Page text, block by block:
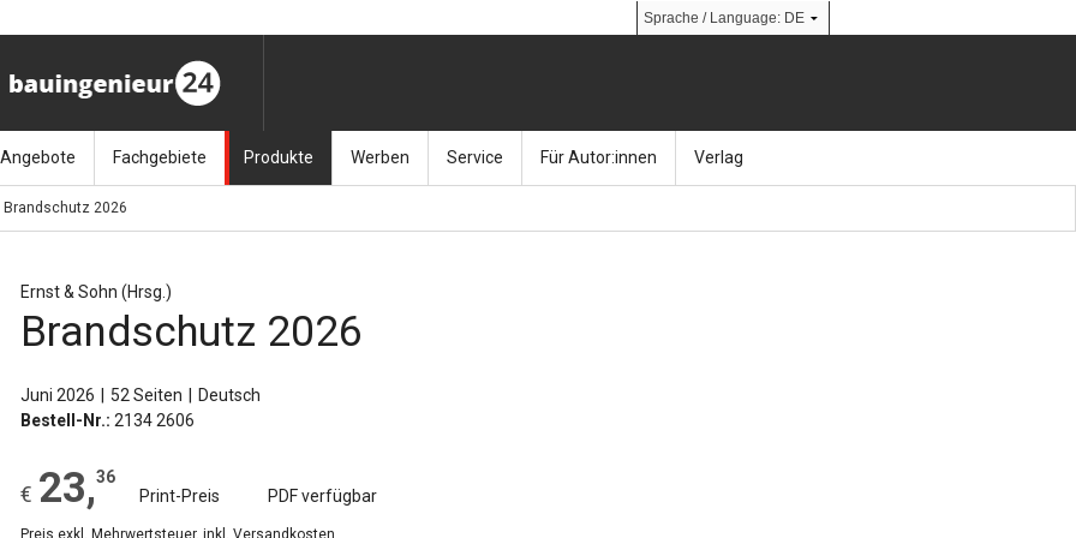
(11.9.26)
(26.11.26)
(3.12.26)
Angebote
Stellenmarkt
Kalender-Preisreduzierung
Fachgebiete
Architektur
Bauen im Bestand
Baurecht
Produkte
Zeitschriften
Werben Service Für Autor:innen Verlag
Brandschutz 2026
Ernst & Sohn (Hrsg.)
Brandschutz 2026
Juni 2026 52 Seiten
Deutsch
Bestell-Nr.: 2134 2606
€ 23,36
Print-Preis
PDF verfügbar
Preis exkl. Mehrwertsteuer, inkl. Versandkosten